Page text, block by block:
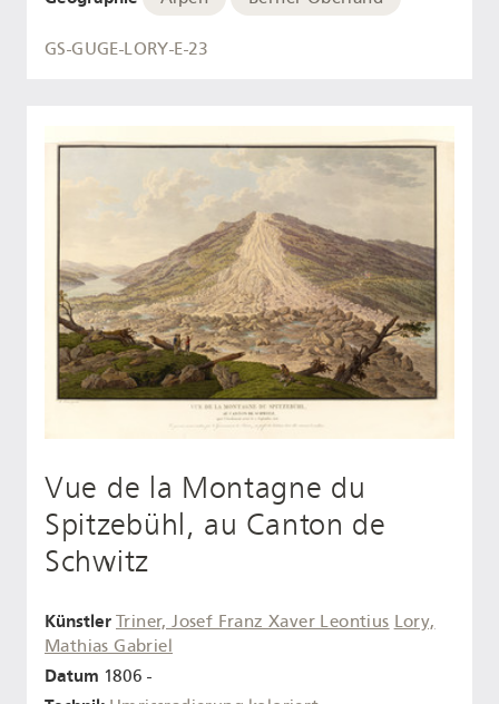
GS-GUGE-LORY-E-23
Vue de la Montagne du
Spitzebühl, au Canton de
Schwitz
Künstler Triner, Josef Franz Xaver Leontius Lory,
Mathias Gabriel
Datum 1806 -